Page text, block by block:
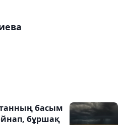
басым
бұршақ